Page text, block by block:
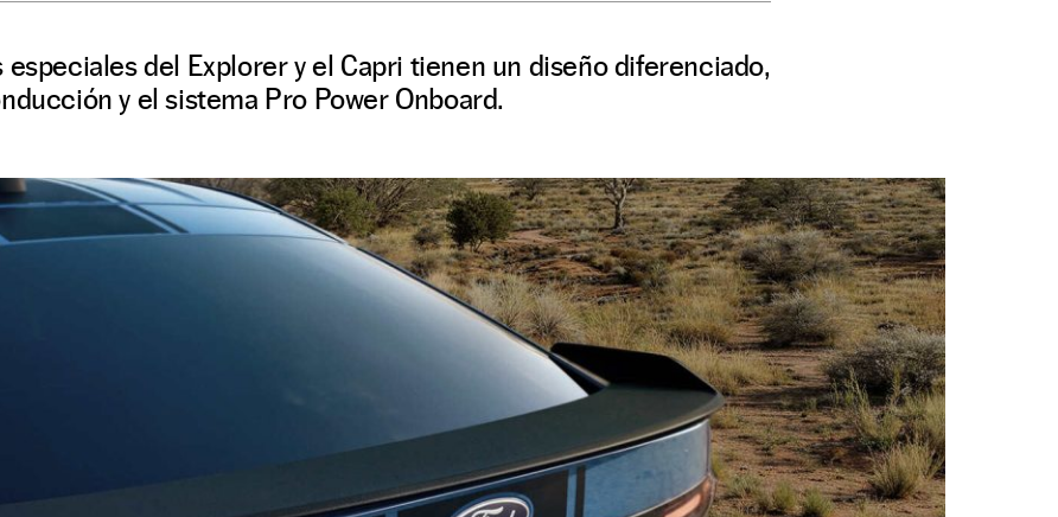
especiales del Explorer y el Capri tienen un diseño diferenciado,
y el sistema Pro Power Onboard.